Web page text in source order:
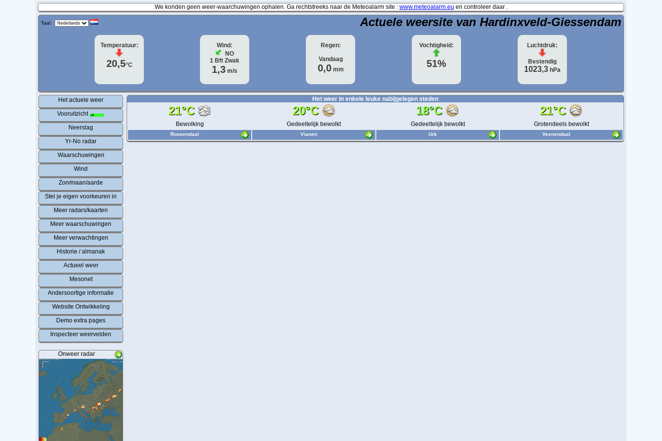
We konden geen weer-waarchuwingen ophalen. Ga rechtstreeks naar de Meteoalarm site : www.meteoalarm.eu en controleer daar .
Taal: Actuele weersite van Hardinxveld-Giessendam
Temperatuur:
20,5°C
Wind:
NO
1 Bft Zwak
1,3 m/s
Regen:
Vandaag
0,0mm
Vochtigheid:
51%
Luchtdruk:
Bestendig
1023,3 hPa
Het actuele weer
Vooruitzicht
Neerslag
Yr-No radar
Waarschuwingen
Wind
Zon/maan/aarde
Stel je eigen voorkeuren in
Meer radars/kaarten
Meer waarschuwingen
Meer verwachtingen
Historie / almanak
Actueel weer
Mesonet
Andersoortige informatie
Website Ontwikkeling
Demo extra pages
Inspecteer weervelden
Onweer radar
Het weer in enkele leuke nabijgelegen steden
21°C 20°C 18°C 21°C
Bewolking Gedeeltelijk bewolkt Gedeeltelijk bewolkt Grotendeels bewolkt
Roosendaal Vianen Urk Veenendaal